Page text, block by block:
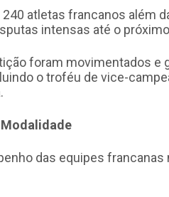
240 atletas francanos além
intensas até o
foram movimentados e
o troféu de vice-
das equipes francanas